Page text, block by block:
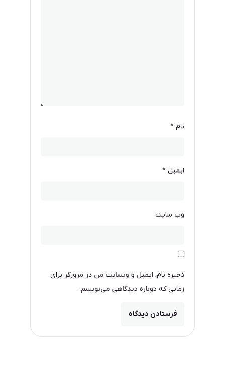
نام *
ایمیل *
وب‌ سایت
ذخیره نام، ایمیل و وبسایت من در مرورگر برای
زمانی که دوباره دیدگاهی می‌نویسم.